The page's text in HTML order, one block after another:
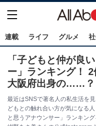
連載 ライフ グルメ
「子どもと仲が良
ー」ランキング！
大阪府出身の……？
最近はSNSで著名人の私生活を
どもとの触れ合い方が気になる
と思うアナウンサー」ランキン